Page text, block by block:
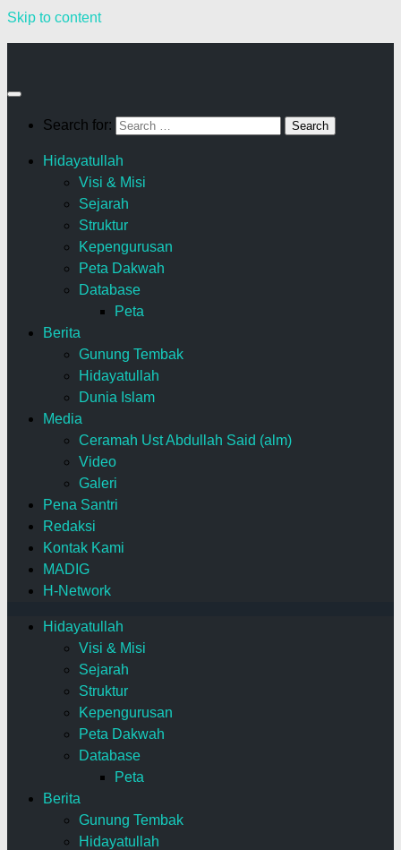
Skip to content
Search for:
Hidayatullah
Visi & Misi
Sejarah
Struktur
Kepengurusan
Peta Dakwah
Database
Peta
Berita
Gunung Tembak
Hidayatullah
Dunia Islam
Media
Ceramah Ust Abdullah Said (alm)
Video
Galeri
Pena Santri
Redaksi
Kontak Kami
MADIG
H-Network
Hidayatullah
Visi & Misi
Sejarah
Struktur
Kepengurusan
Peta Dakwah
Database
Peta
Berita
Gunung Tembak
Hidayatullah